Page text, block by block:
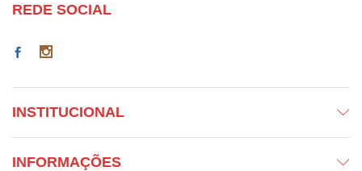
REDE SOCIAL
INSTITUCIONAL
INFORMAÇÕES